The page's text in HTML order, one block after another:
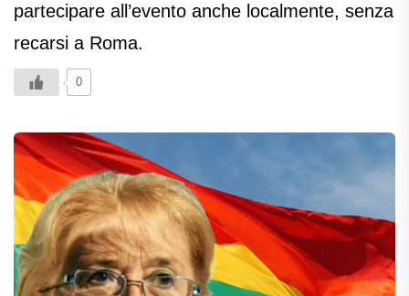
partecipare all’evento anche localmente, senza
recarsi a Roma.
0